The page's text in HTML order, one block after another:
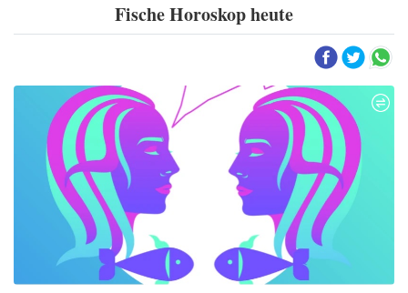
Fische Horoskop heute